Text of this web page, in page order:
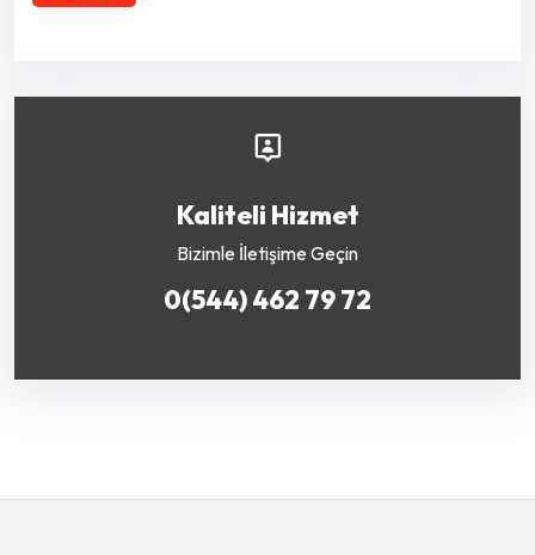
Kaliteli Hizmet
Bizimle İletişime Geçin
0(544) 462 79 72